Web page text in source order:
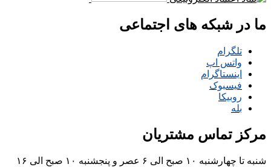
ما در شبکه های اجتماعی
تلگرام
واتس اپ
اینستاگرام
فیسبوک
روبیکا
بله
مرکز تماس مشتریان
شنبه تا چهارشنبه ۱۰ صبح الی ۶ عصر و پنجشنبه ۱۰ صبح الی ۱۶